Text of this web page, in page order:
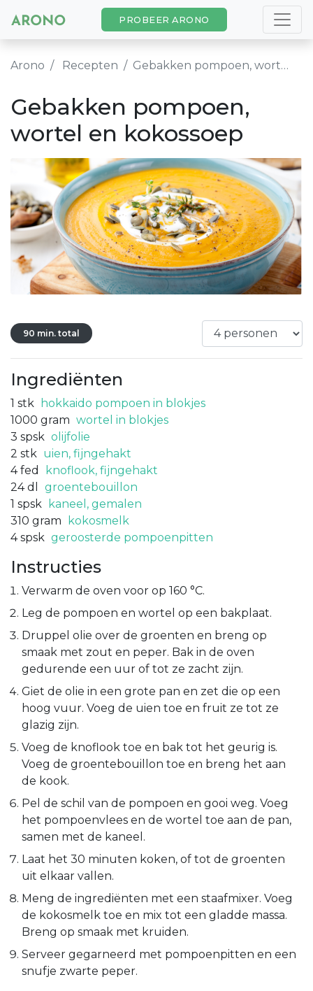
PROBEER ARONO
Arono Recepten Gebakken pompoen, wortel en kokossoep
Gebakken pompoen,
wortel en kokossoep
90 min. total
Ingrediënten
1 stk
hokkaido pompoen in blokjes
1000 gram wortel in blokjes
3 spsk olijfolie
2 stk uien, fijngehakt
4 fed
knoflook, fijngehakt
24 dl
groentebouillon
1 spsk
kaneel, gemalen
310 gram
kokosmelk
4 spsk geroosterde pompoenpitten
Instructies
Verwarm de oven voor op 160 °C.
Leg de pompoen en wortel op een bakplaat.
Druppel olie over de groenten en breng op
smaak met zout en peper. Bak in de oven
gedurende een uur of tot ze zacht zijn.
Giet de olie in een grote pan en zet die op een
hoog vuur. Voeg de uien toe en fruit ze tot ze
glazig zijn.
Voeg de knoflook toe en bak tot het geurig is.
Voeg de groentebouillon toe en breng het aan
de kook.
Pel de schil van de pompoen en gooi weg. Voeg
het pompoenvlees en de wortel toe aan de pan,
samen met de kaneel.
Laat het 30 minuten koken, of tot de groenten
uit elkaar vallen.
Meng de ingrediënten met een staafmixer. Voeg
de kokosmelk toe en mix tot een gladde massa.
Breng op smaak met kruiden.
Serveer gegarneerd met pompoenpitten en een
snufje zwarte peper.